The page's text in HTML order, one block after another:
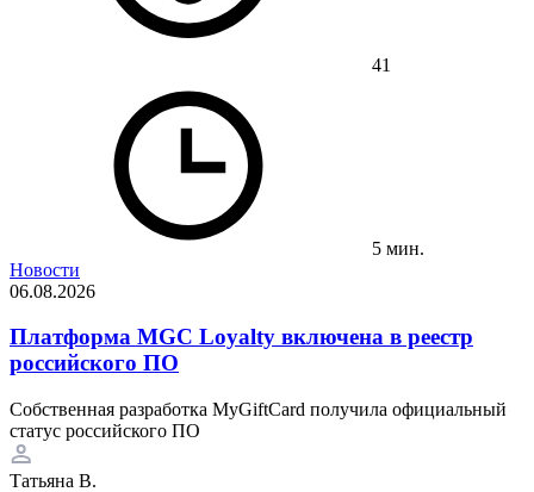
41
5 мин.
Новости
06.08.2026
Платформа MGC Loyalty включена в реестр
российского ПО
Собственная разработка MyGiftCard получила официальный
статус российского ПО
Татьяна В.